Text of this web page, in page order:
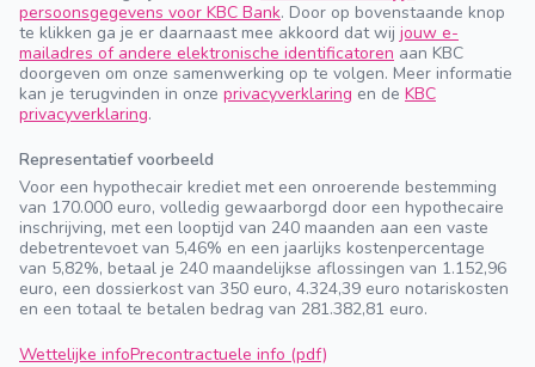
persoonsgegevens voor KBC Bank. Door op bovenstaande knop
te klikken ga je er daarnaast mee akkoord dat wij jouw e-
mailadres of andere elektronische identificatoren aan KBC
doorgeven om onze samenwerking op te volgen. Meer informatie
kan je terugvinden in onze privacyverklaring en de KBC
privacyverklaring.
Representatief voorbeeld
Voor een hypothecair krediet met een onroerende bestemming
van 170.000 euro, volledig gewaarborgd door een hypothecaire
inschrijving, met een looptijd van 240 maanden aan een vaste
debetrentevoet van 5,46% en een jaarlijks kostenpercentage
van 5,82%, betaal je 240 maandelijkse aflossingen van 1.152,96
euro, een dossierkost van 350 euro, 4.324,39 euro notariskosten
en een totaal te betalen bedrag van 281.382,81 euro.
Wettelijke infoPrecontractuele info (pdf)